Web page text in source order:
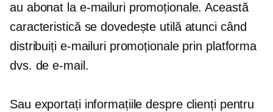
au abonat la e-mailuri promoționale. Această
caracteristică se dovedește utilă atunci când
distribuiți e-mailuri promoționale prin platforma
dvs. de e-mail.
Sau exportați informațiile despre clienți pentru